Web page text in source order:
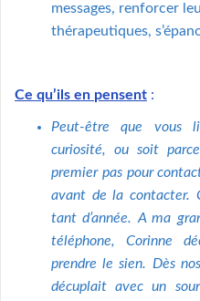
messages, renforcer
thérapeutiques,
Ce qu’ils en pensent :
Peut-être que vous
curiosité, ou soit
premier pas pour
avant de la contacter.
tant d’année. A ma
téléphone, Corinne
prendre le sien. Dès
décuplait avec un